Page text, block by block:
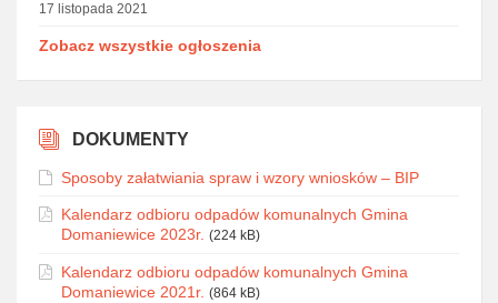
17 listopada 2021
Zobacz wszystkie ogłoszenia
DOKUMENTY
Sposoby załatwiania spraw i wzory wniosków – BIP
Kalendarz odbioru odpadów komunalnych Gmina
Domaniewice 2023r. (224 kB)
Kalendarz odbioru odpadów komunalnych Gmina
Domaniewice 2021r. (864 kB)